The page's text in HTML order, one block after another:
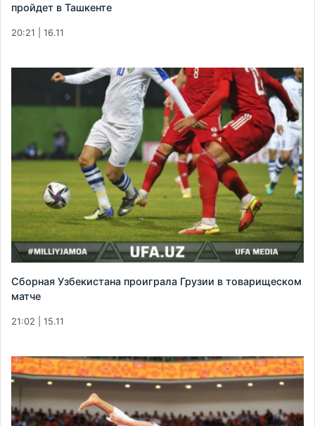
пройдет в Ташкенте
20:21 | 16.11
Сборная Узбекистана проиграла Грузии в товарищеском
матче
21:02 | 15.11